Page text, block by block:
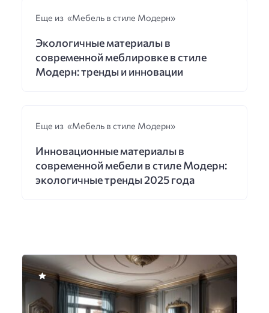
Еще из «Мебель в стиле Модерн»
Экологичные материалы в
современной меблировке в стиле
Модерн: тренды и инновации
Еще из «Мебель в стиле Модерн»
Инновационные материалы в
современной мебели в стиле Модерн:
экологичные тренды 2025 года